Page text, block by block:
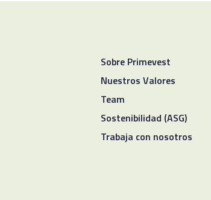
Sobre Primevest
Nuestros Valores
Team
Sostenibilidad (ASG)
Trabaja con nosotros